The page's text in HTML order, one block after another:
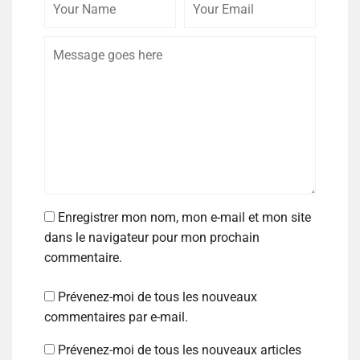
Enregistrer mon nom, mon e-mail et mon site
dans le navigateur pour mon prochain
commentaire.
Prévenez-moi de tous les nouveaux
commentaires par e-mail.
Prévenez-moi de tous les nouveaux articles